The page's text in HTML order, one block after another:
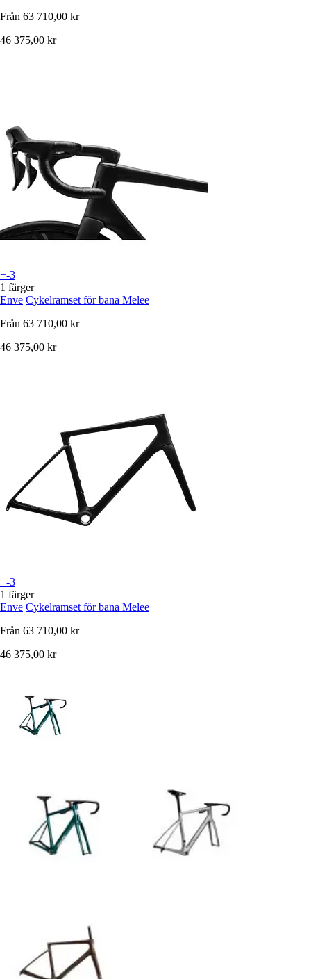
Från 63 710,00 kr
46 375,00 kr
+-3
1 färger
Enve Cykelramset för bana Melee
Från 63 710,00 kr
46 375,00 kr
+-3
1 färger
Enve Cykelramset för bana Melee
Från 63 710,00 kr
46 375,00 kr